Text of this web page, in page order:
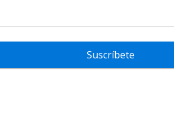
Suscríbete